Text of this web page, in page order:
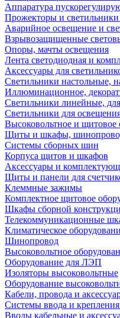
Аппаратура
Прожекторы и светильники
Аварийное освещение и
Взрывозащищенные
Опоры, мачты освещения
Лента светодиодная и
Аксессуары для
Светильники настольные,
Иллюминационное,
Светильники линейные,
Светильники для
Высоковольтное и щитовое
Щиты и шкафы,
Системы сборных шин
Корпуса щитов и шкафов
Аксессуары и
Щиты и панели для
Клеммные зажимы
Комплектное щитовое
Шкафы сборной
Телекоммуникационные
Климатическое
Шинопровод
Высоковольтное
Оборудование для ЛЭП
Изоляторы высоковольтные
Оборудование
Кабели, провода и
Системы ввода и крепления
Вводы кабельные и